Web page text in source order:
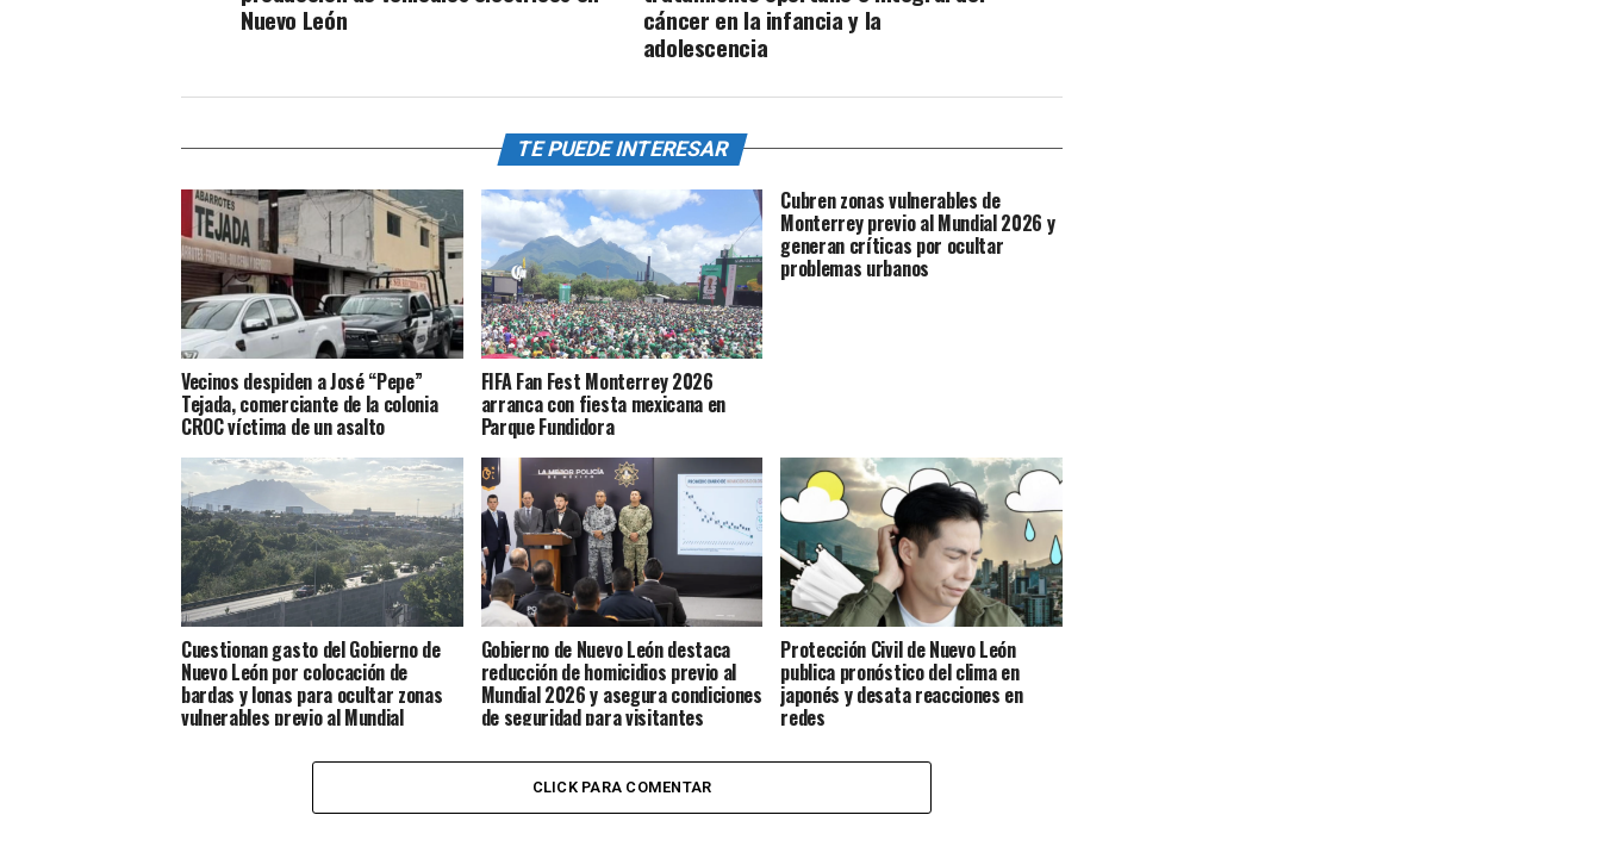
cáncer en la infancia y la
adolescencia
Nuevo León
TE PUEDE INTERESAR
Vecinos despiden a José “Pepe”
Tejada, comerciante de la colonia
CROC víctima de un asalto
FIFA Fan Fest Monterrey 2026
arranca con fiesta mexicana en
Parque Fundidora
Cubren zonas vulnerables de
Monterrey previo al Mundial 2026 y
generan críticas por ocultar
problemas urbanos
Cuestionan gasto del Gobierno de
Nuevo León por colocación de
bardas y lonas para ocultar zonas
vulnerables previo al Mundial
Gobierno de Nuevo León destaca
reducción de homicidios previo al
Mundial 2026 y asegura condiciones
de seguridad para visitantes
Protección Civil de Nuevo León
publica pronóstico del clima en
japonés y desata reacciones en
redes
CLICK PARA COMENTAR